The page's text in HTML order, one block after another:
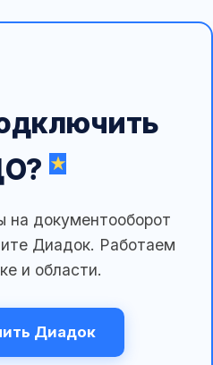
на документооборот
Диадок. Работаем
и области.
Диадок